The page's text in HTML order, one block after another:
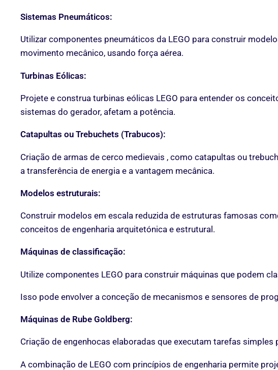
Sistemas Pneumáticos:
Utilizar componentes pneumáticos da LEGO para construir
movimento mecânico, usando força aérea.
Turbinas Eólicas:
Projete e construa turbinas eólicas LEGO para entender os
sistemas do gerador, afetam a potência.
Catapultas ou Trebuchets (Trabucos):
Criação de armas de cerco medievais , como catapultas ou
a transferência de energia e a vantagem mecânica.
Modelos estruturais:
Construir modelos em escala reduzida de estruturas famosas
conceitos de engenharia arquitetónica e estrutural.
Máquinas de classificação:
Utilize componentes LEGO para construir máquinas que podem
Isso pode envolver a conceção de mecanismos e sensores de
Máquinas de Rube Goldberg:
Criação de engenhocas elaboradas que executam tarefas
A combinação de LEGO com princípios de engenharia permite